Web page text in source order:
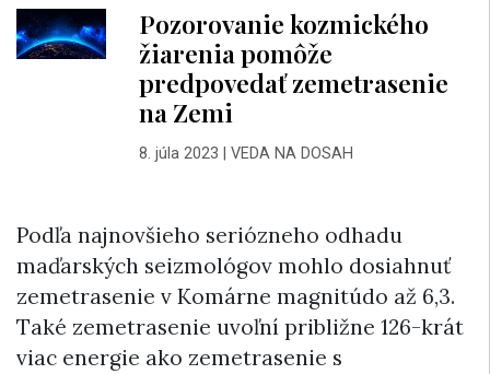
Pozorovanie kozmického
žiarenia pomôže
predpovedať zemetrasenie
na Zemi
8. júla 2023 VEDA NA DOSAH
Podľa najnovšieho seriózneho odhadu
maďarských seizmológov mohlo dosiahnuť
zemetrasenie v Komárne magnitúdo až 6,3.
Také zemetrasenie uvoľní približne 126-krát
viac energie ako zemetrasenie s